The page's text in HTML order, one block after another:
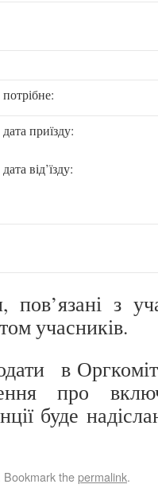
потрібне:
дата приїзду:
дата від’їзду:
пов’язані з
учасників.
в
про
буде
Bookmark thepermalink.